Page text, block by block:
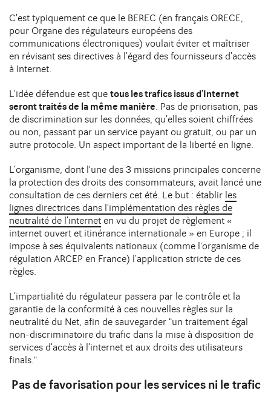
C’est typiquement ce que le BEREC (en français ORECE,
pour Organe des régulateurs européens des
communications électroniques) voulait éviter et maîtriser
en révisant ses directives à l’égard des fournisseurs d’accès
à Internet.
L’idée défendue est que tous les trafics issus d’Internet
seront traités de la même manière. Pas de priorisation, pas
de discrimination sur les données, qu’elles soient chiffrées
ou non, passant par un service payant ou gratuit, ou par un
autre protocole. Un aspect important de la liberté en ligne.
L’organisme, dont l'une des 3 missions principales concerne
la protection des droits des consommateurs, avait lancé une
consultation de ces derniers cet été. Le but : établir les
lignes directrices dans l’implémentation des règles de
neutralité de l’internet en vu du projet de règlement «
internet ouvert et itinérance internationale » en Europe ; il
impose à ses équivalents nationaux (comme l'organisme de
régulation ARCEP en France) l’application stricte de ces
règles.
L’impartialité du régulateur passera par le contrôle et la
garantie de la conformité à ces nouvelles règles sur la
neutralité du Net, afin de sauvegarder "un traitement égal
non-discriminatoire du trafic dans la mise à disposition de
services d’accès à l’internet et aux droits des utilisateurs
finals."
Pas de favorisation pour les services ni le trafic